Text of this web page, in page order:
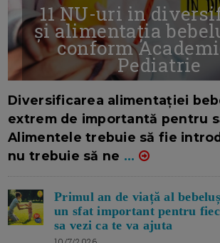
11 NU-uri in
și alimentația
conform
Pediatrie
Diversificarea alimentației
extrem de importantă pentru
Alimentele trebuie să fie
nu trebuie să ne ...
Primul an de viață al
un sfat important pentru
sa vezi ca te va ajuta